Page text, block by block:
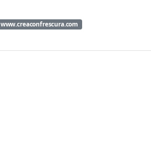
www.creaconfrescura.com